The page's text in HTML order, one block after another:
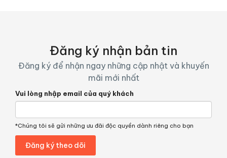
Đăng ký nhận bản tin
Đăng ký để nhận ngay những cập nhật và khuyến
mãi mới nhất
Vui lòng nhập email của quý khách
*Chúng tôi sẽ gửi những ưu đãi độc quyền dành riêng cho bạn